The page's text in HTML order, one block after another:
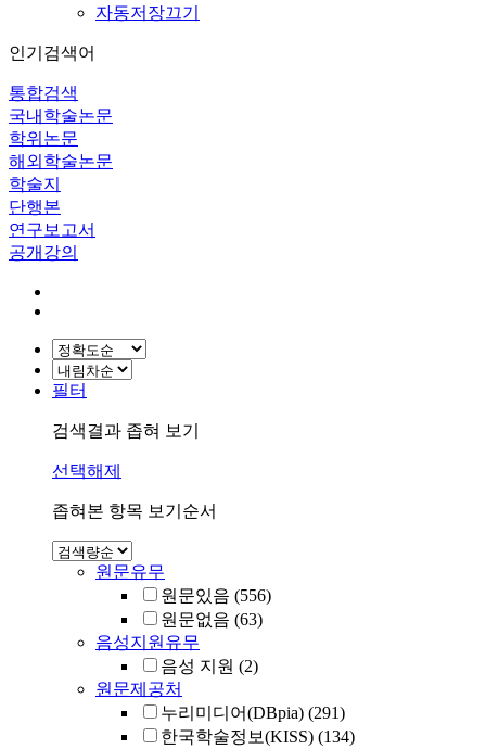
자동저장끄기
인기검색어
통합검색
국내학술논문
학위논문
해외학술논문
학술지
단행본
연구보고서
공개강의
필터
검색결과 좁혀 보기
선택해제
좁혀본 항목 보기순서
원문유무
원문있음 (556)
원문없음 (63)
음성지원유무
음성 지원 (2)
원문제공처
누리미디어(DBpia) (291)
한국학술정보(KISS) (134)